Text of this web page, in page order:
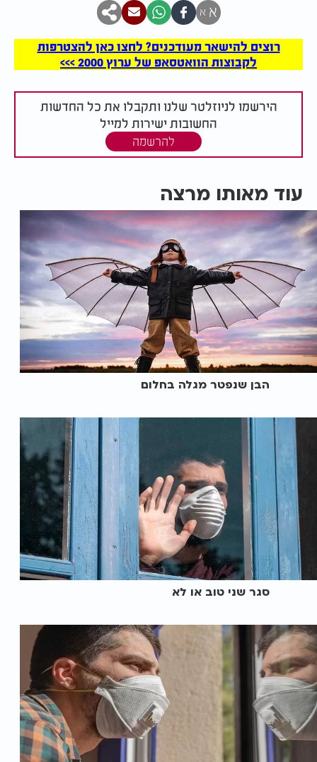
א א
רוצים להישאר מעודכנים? לחצו כאן להצטרפות
לקבוצות הוואטסאפ של ערוץ 2000 >>>
הירשמו לניוזלטר שלנו ותקבלו את כל החדשות
החשובות ישירות למייל
להרשמה
עוד מאותו מרצה
הבן שנפטר מגלה בחלום
סגר שני טוב או לא